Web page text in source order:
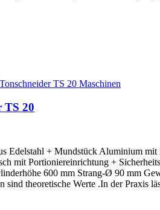
TS 20
Edelstahl + Mundstück Aluminium
mit Portioniereinrichtung +
600 mm Strang-Ø 90 mm
sind theoretische Werte .In der Praxis